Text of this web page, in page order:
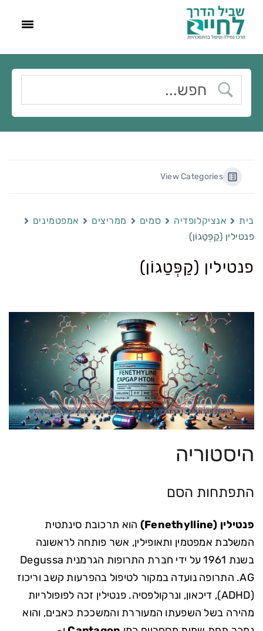
View Categories
בית אנציקלופדיה סמים ממריצים
אמפטמינים
פנטילין (קַפְּטַגוֹן)
פנטילין (קַפְּטַגוֹן)
היסטוריה
התפתחות הסם
פנטילין (Fenethylline)
הוא תרכובת סינתטית
המשלבת אמפטמין ותאופילין, אשר פותחה לראשונה
בשנת 1961 על ידי חברת התרופות הגרמנית Degussa
AG. התרופה נועדה במקור לטיפול בהפרעות קשב וריכוז
(ADHD), דיכאון, ונרקולפסיה. פנטילין זכה לפופולריות
מהירה בשל השפעתו המעוררת והמשככת כאבים, והוא